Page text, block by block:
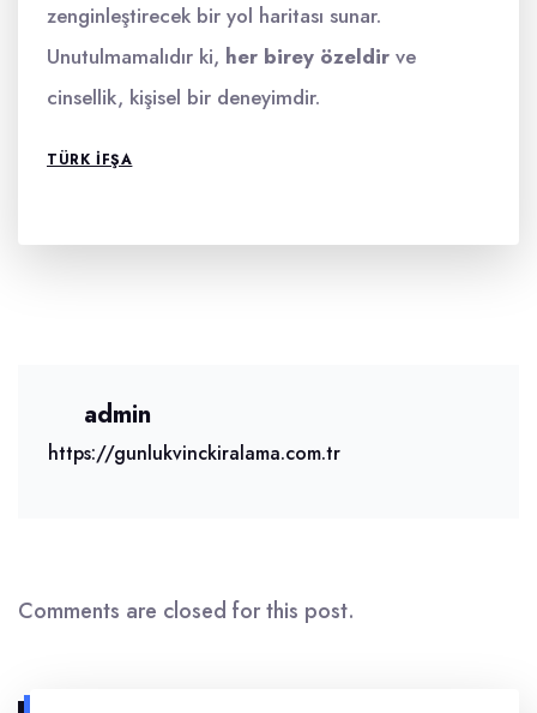
zenginleştirecek bir yol haritası sunar.
Unutulmamalıdır ki, her birey özeldir ve
cinsellik, kişisel bir deneyimdir.
TÜRK IFŞA
admin
https://gunlukvinckiralama.com.tr
Comments are closed for this post.